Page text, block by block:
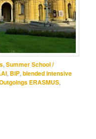
,Summer School /
, BIP,blended intensive
ERASMUS,